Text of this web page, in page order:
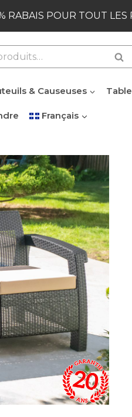
RABAIS POUR TOUT LES
& Causeuses
Français